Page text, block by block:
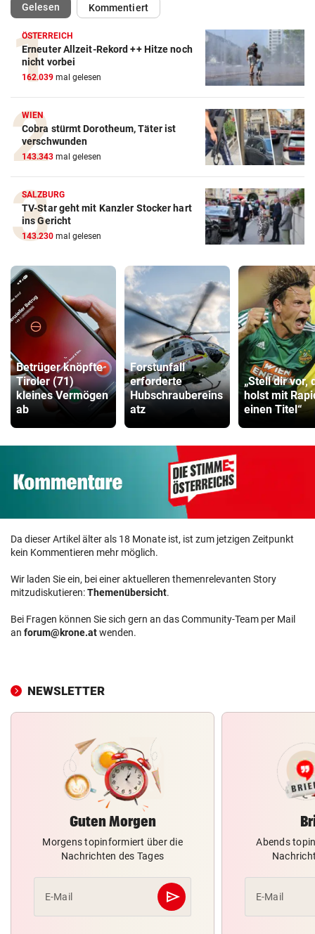
Gelesen(ausgewählt)Kommentiert
ÖSTERREICH
Erneuter Allzeit-Rekord ++ Hitze noch
nicht vorbei
162.039 mal gelesen
WIEN
Cobra stürmt Dorotheum, Täter ist
verschwunden
143.343 mal gelesen
SALZBURG
TV-Star geht mit Kanzler Stocker hart
ins Gericht
143.230 mal gelesen
Betrüger knöpfte
Tiroler (71)
kleines Vermögen
ab
Forstunfall
erforderte
Hubschraubereins
atz
„Stell dir vor,
holst mit
einen Titel“
Da dieser Artikel älter als 18 Monate ist, ist zum jetzigen Zeitpunkt
kein Kommentieren mehr möglich.
Wir laden Sie ein, bei einer aktuelleren themenrelevanten Story
mitzudiskutieren:Themenübersicht.
Bei Fragen können Sie sich gern an das Community-Team per Mail
an forum@krone.atwenden.
NEWSLETTER
Guten Morgen
Morgens topinformiert über die
Nachrichten des Tages
E-Mail send
Abschicken
Abends
E-Mail